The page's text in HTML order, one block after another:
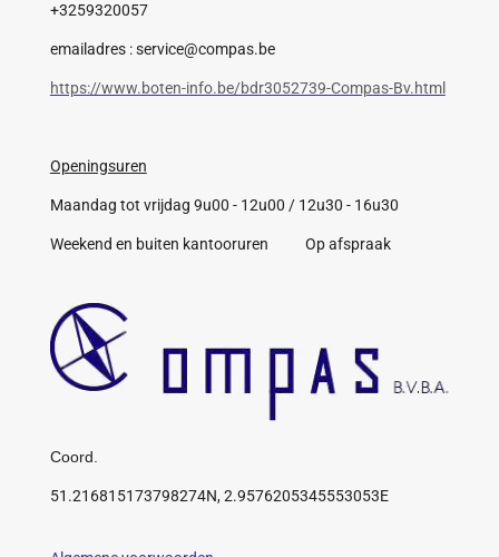
+3259320057
emailadres : service@compas.be
https://www.boten-info.be/bdr3052739-Compas-Bv.html
Openingsuren
Maandag tot vrijdag 9u00 - 12u00 / 12u30 - 16u30
Weekend en buiten kantooruren Op afspraak
Coord.
51.216815173798274N, 2.9576205345553053E